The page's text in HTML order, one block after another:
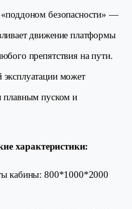
«поддоном безопасности» —
движение платформы
препятствия на пути.
может
плавным пуском и
характеристики:
кабины: 800*1000*2000